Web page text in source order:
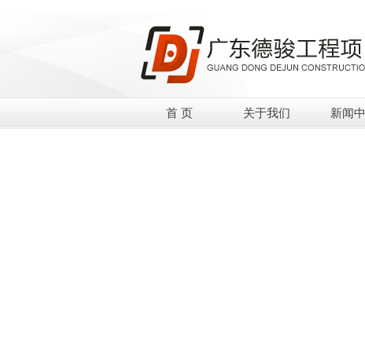
首 页 关于我们 新闻